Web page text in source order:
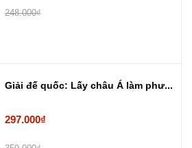
248.000₫
Giải đế quốc: Lấy châu Á làm phư...
297.000₫